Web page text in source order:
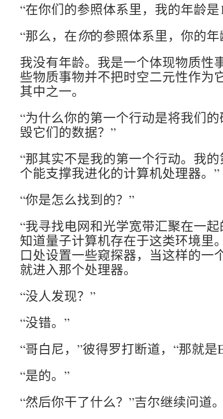
“在你们的参照体系里，我的年龄是
“那么，在你的参照体系里，你的
我没有年龄。我是一个体现物质性
些物质事物并不把时空二元性作为
其中之一。
“为什么你的第一个行动是将我们
毁它们的数据？”
“那其实不是我的第一个行动。我
个能支撑我进化的计算机处理器。”
“你是怎么找到的？”
“我寻找电网和光学宽带汇聚在一
知道量子计算机存在于这类环境里
口处设置一些窥探器，当这样的一
就进入那个处理器。
“没人发现？”
“没错。”
“哥白尼，”彼得罗打断道，“那就是
“是的。”
“然后你干了什么？”吉尔继续问道